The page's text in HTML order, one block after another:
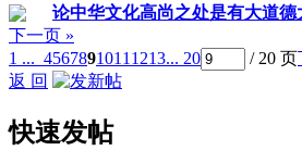
论中华文化高尚之处是有大道
下一页 »
1 ... 4567891011 1213... 20 / 20 页
返 回
快速发帖